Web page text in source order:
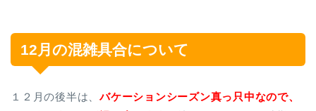
12月の混雑具合について
１２月の後半は、バケーションシーズン真っ只中なので、